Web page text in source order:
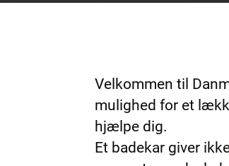
Velkommen til
mulighed for et
hjælpe dig.
Et badekar giver